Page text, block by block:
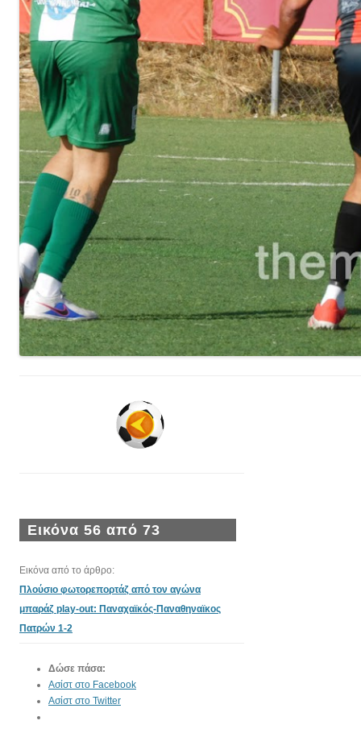
Εικόνα 56 από 73
Εικόνα από το άρθρο:
Πλούσιο φωτορεπορτάζ από τον αγώνα
μπαράζ play-out: Παναχαϊκός-Παναθηναϊκος
Πατρών 1-2
Δώσε πάσα:
Ασίστ στο Facebook
Ασίστ στο Twitter